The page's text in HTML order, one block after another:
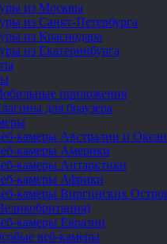
из Москвы
из Санкт-Петербурга
из Краснодара
из Екатеринбурга
приложения
для браузера
камеры Австралии и
камеры Америки
камеры Антарктики
камеры Африки
камеры Виргинских
камеры Евразии
веб-камеры